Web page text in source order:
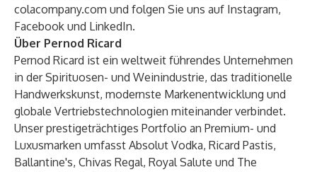
colacompany.com und folgen Sie uns auf Instagram,
Facebook und LinkedIn.
Über Pernod Ricard
Pernod Ricard ist ein weltweit führendes Unternehmen
in der Spirituosen- und Weinindustrie, das traditionelle
Handwerkskunst, modernste Markenentwicklung und
globale Vertriebstechnologien miteinander verbindet.
Unser prestigeträchtiges Portfolio an Premium- und
Luxusmarken umfasst Absolut Vodka, Ricard Pastis,
Ballantine's, Chivas Regal, Royal Salute und The